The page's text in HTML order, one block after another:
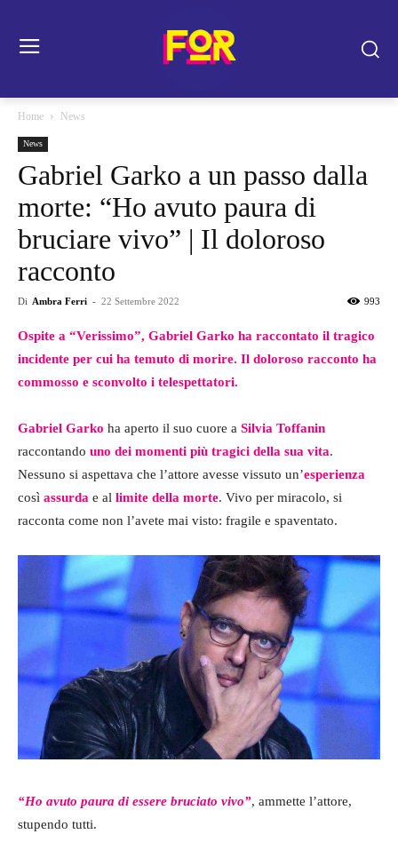
Home News
News
Gabriel Garko a un passo dalla
morte: “Ho avuto paura di
bruciare vivo” | Il doloroso
racconto
Di Ambra Ferri - 22 Settembre 2022 993
Ospite a “Verissimo”, Gabriel Garko ha raccontato il tragico
incidente per cui ha temuto di morire. Il doloroso racconto ha
commosso e sconvolto i telespettatori.
Gabriel Garko ha aperto il suo cuore a Silvia Toffanin
raccontando uno dei momenti più tragici della sua vita.
Nessuno si aspettava che l’attore avesse vissuto un’esperienza
così assurda e al limite della morte. Vivo per miracolo, si
racconta come non l’avete mai visto: fragile e spaventato.
“Ho avuto paura di essere bruciato vivo”, ammette l’attore,
stupendo tutti.